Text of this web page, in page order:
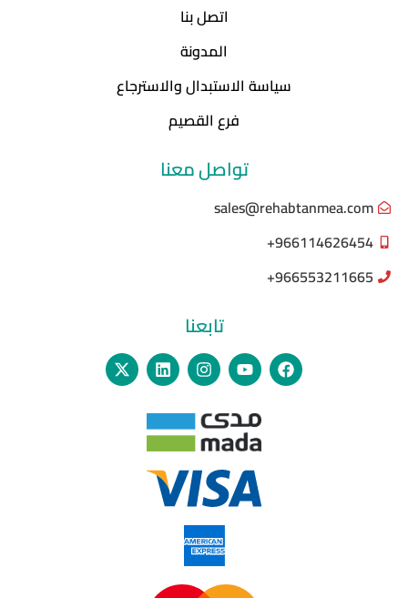
اتصل بنا
المدونة
سياسة الاستبدال والاسترجاع
فرع القصيم
تواصل معنا
sales@rehabtanmea.com
966114626454+
966553211665+
تابعنا